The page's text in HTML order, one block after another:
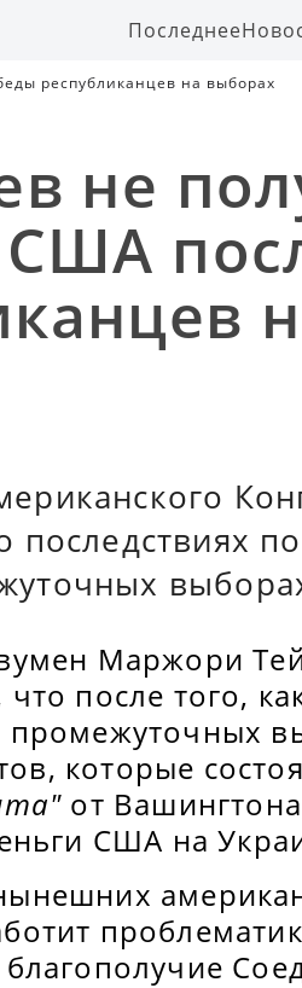
Последнее
республиканцев на выборах
не
США
последствиях
Маржори
после того,
промежуточных
которые
от
США на
благополучие